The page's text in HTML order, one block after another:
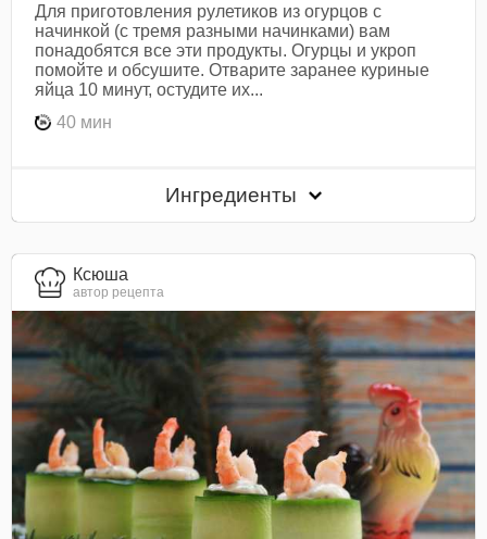
Для приготовления рулетиков из огурцов с
начинкой (с тремя разными начинками) вам
понадобятся все эти продукты. Огурцы и укроп
помойте и обсушите. Отварите заранее куриные
яйца 10 минут, остудите их...
40 мин
Ингредиенты
Ксюша
автор рецепта